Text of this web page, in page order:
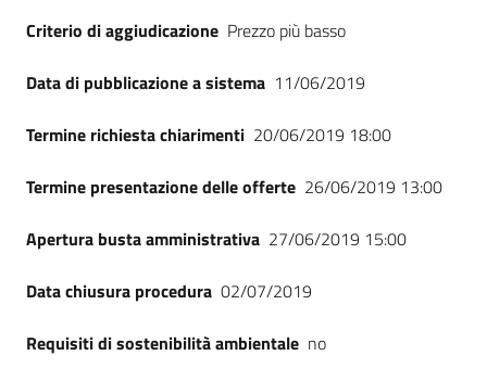
Seguici
su
Criterio di aggiudicazione Prezzo più basso
Data di pubblicazione a sistema 11/06/2019
Termine richiesta chiarimenti 20/06/2019 18:00
Termine presentazione delle offerte 26/06/2019 13:00
Apertura busta amministrativa 27/06/2019 15:00
Data chiusura procedura 02/07/2019
Requisiti di sostenibilità ambientale no